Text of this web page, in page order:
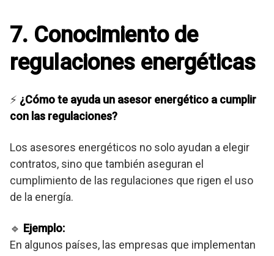
7. Conocimiento de
regulaciones energéticas
⚡ ¿Cómo te ayuda un asesor energético a cumplir
con las regulaciones?
Los asesores energéticos no solo ayudan a elegir
contratos, sino que también aseguran el
cumplimiento de las regulaciones que rigen el uso
de la energía.
🔹 Ejemplo:
En algunos países, las empresas que implementan